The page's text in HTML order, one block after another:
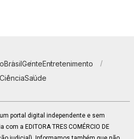
BrasilGenteEntretenimento
CiênciaSaúde
um portal digital independente e sem
a EDITORA TRES COMÉRCIO DE